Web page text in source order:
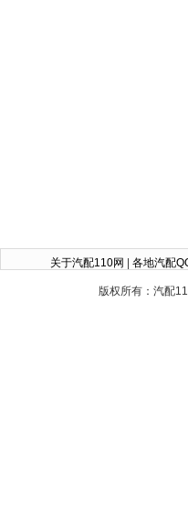
关于汽配110网 各地汽配
版权所有：汽配